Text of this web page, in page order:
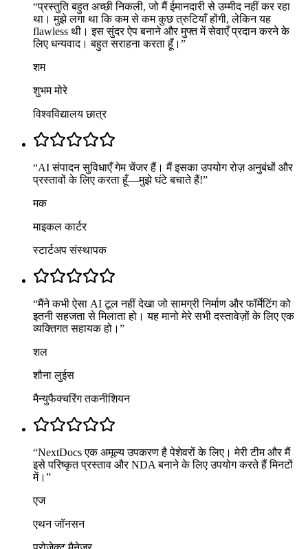
“प्रस्तुति बहुत अच्छी निकली, जो मैं ईमानदारी से उम्मीद नहीं कर रहा
था। मुझे लगा था कि कम से कम कुछ त्रुटियाँ होंगी, लेकिन यह
flawless थी। इस सुंदर ऐप बनाने और मुफ्त में सेवाएँ प्रदान करने के
लिए धन्यवाद। बहुत सराहना करता हूँ। ”
शम
शुभम मोरे
विश्वविद्यालय छात्र
“AI संपादन सुविधाएँ गेम चेंजर हैं। मैं इसका उपयोग रोज़ अनुबंधों और
प्रस्तावों के लिए करता हूँ—मुझे घंटे बचाते हैं!”
मक
माइकल कार्टर
स्टार्टअप संस्थापक
“मैंने कभी ऐसा AI टूल नहीं देखा जो सामग्री निर्माण और फॉर्मेटिंग को
इतनी सहजता से मिलाता हो। यह मानो मेरे सभी दस्तावेज़ों के लिए एक
व्यक्तिगत सहायक हो। ”
शल
शौना लुईस
मैन्युफैक्चरिंग तकनीशियन
“NextDocs एक अमूल्य उपकरण है पेशेवरों के लिए। मेरी टीम और मैं
इसे परिष्कृत प्रस्ताव और NDA बनाने के लिए उपयोग करते हैं मिनटों
में। ”
एज
एथन जॉनसन